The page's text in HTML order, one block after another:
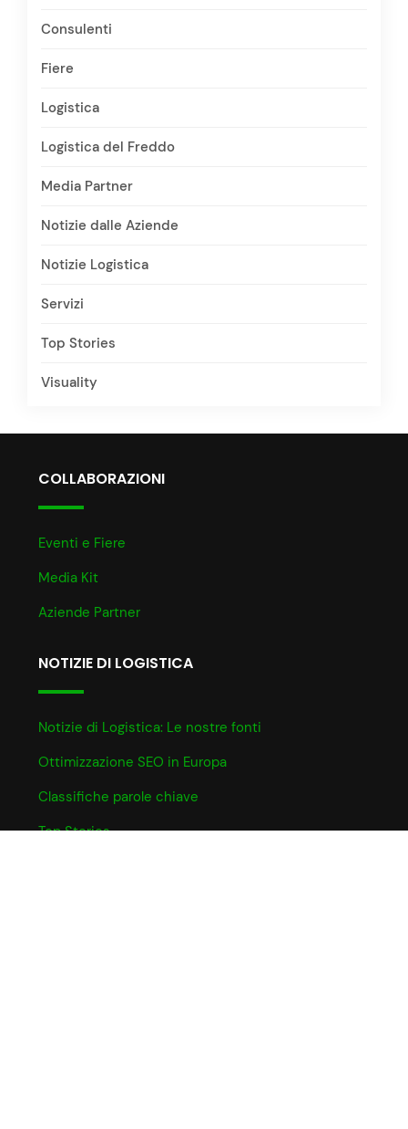
Consulenti
Fiere
Logistica
Logistica del Freddo
Media Partner
Notizie dalle Aziende
Notizie Logistica
Servizi
Top Stories
Visuality
COLLABORAZIONI
Eventi e Fiere
Media Kit
Aziende Partner
NOTIZIE DI LOGISTICA
Notizie di Logistica: Le nostre fonti
Ottimizzazione SEO in Europa
Classifiche parole chiave
Top Stories